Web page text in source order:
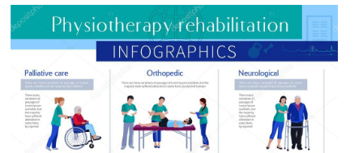
Terapia
ciała
i
regeneracja